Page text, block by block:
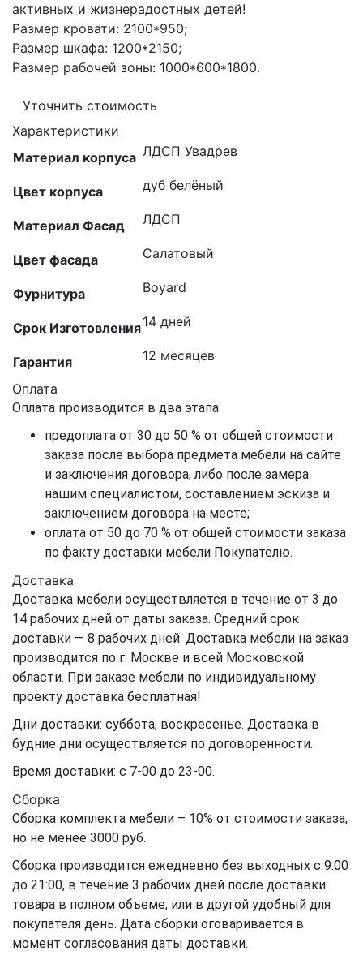
активных и жизнерадостных детей!
Размер кровати: 2100*950;
Размер шкафа: 1200*2150;
Размер рабочей зоны: 1000*600*1800.
Уточнить стоимость
Характеристики
Материал корпуса ЛДСП Увадрев
Цвет корпуса дуб белёный
Материал Фасад ЛДСП
Цвет фасада Салатовый
Фурнитура Boyard
Срок Изготовления14 дней
Гарантия 12 месяцев
Оплата
Оплата производится в два этапа:
предоплата от 30 до 50 % от общей стоимости
заказа после выбора предмета мебели на сайте
и заключения договора, либо после замера
нашим специалистом, составлением эскиза и
заключением договора на месте;
оплата от 50 до 70 % от общей стоимости заказа
по факту доставки мебели Покупателю.
Доставка
Доставка мебели осуществляется в течение от 3 до
14 рабочих дней от даты заказа. Средний срок
доставки — 8 рабочих дней. Доставка мебели на заказ
производится по г. Москве и всей Московской
области. При заказе мебели по индивидуальному
проекту доставка бесплатная!
Дни доставки: суббота, воскресенье. Доставка в
будние дни осуществляется по договоренности.
Время доставки: с 7-00 до 23-00.
Сборка
Сборка комплекта мебели – 10% от стоимости заказа,
но не менее 3000 руб.
Сборка производится ежедневно без выходных с 9:00
до 21:00, в течение 3 рабочих дней после доставки
товара в полном объеме, или в другой удобный для
покупателя день. Дата сборки оговаривается в
момент согласования даты доставки.